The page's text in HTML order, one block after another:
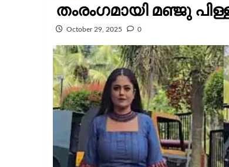
തംരംഗമായി മഞ്ജു
October 29, 2025 0